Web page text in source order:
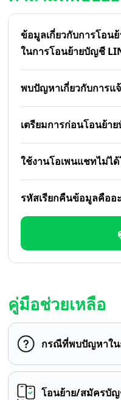
ข้อมูลเกี่ยวกับการโอ
ในการโอนย้ายบัญชี
พบปัญหาเกี่ยวกับการแ
เตรียมการก่อนโอนย้า
ใช้งานโอเพนแชทไม่ไ
รหัสเรียกคืนข้อมูลคืออ
คู่มือช่วยเหลือ
กรณีที่พบปัญหาใน
โอนย้าย/สมัครบัญ